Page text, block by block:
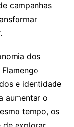
campanhas
dos
e identidade
aumentar o
tempo, os